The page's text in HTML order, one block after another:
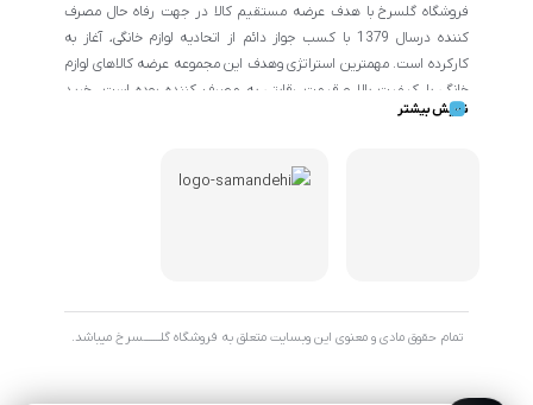
فروشگاه گلسرخ با هدف عرضه مستقیم کالا در جهت رفاه حال مصرف
کننده درسال 1379 با کسب جواز دائم از اتحادیه لوازم خانگی، آغاز به
کارکرده است. مهمترین استراتژی وهدف این مجموعه عرضه کالاهای لوازم
خانگی با کیفیت بالا و قیمت رقابتی به مصرف کننده بوده است. خرید
کالاهای خانگی و تهیه جهیزیه دراین فروشگاه آسان ومطمئن صورت می
فروشگاه اینترنتی گلسرخ به خدمت رسانی گسترده تر و با شرایط بهتر
نمایش بیشتر
تمام حقوق مادی و معنوی این وبسایت متعلق به فروشگاه گلـــــــسرخ میباشد.